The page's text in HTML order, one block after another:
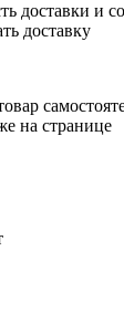
доставки и
доставку
на странице